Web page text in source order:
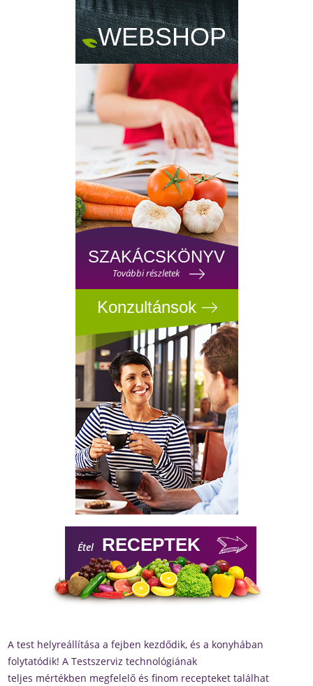
vitalitást teremtenek
testükben és állításuk szerint a következő
jelennek
meg vagy térnek vissza fokozatosan:
WEBSHOP
SZAKÁCSKÖNYV
További részletek
Konzultánsok
A test helyreállítása a fejben kezdődik, és a konyhában
folytatódik! A Testszerviz technológiának
teljes mértékben megfelelő és finom recepteket találhat